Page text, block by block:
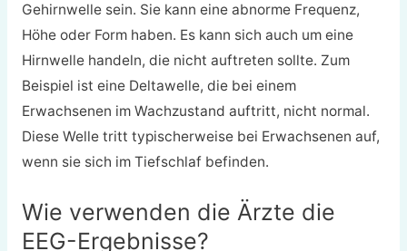
Gehirnwelle sein. Sie kann eine abnorme Frequenz,
Höhe oder Form haben. Es kann sich auch um eine
Hirnwelle handeln, die nicht auftreten sollte. Zum
Beispiel ist eine Deltawelle, die bei einem
Erwachsenen im Wachzustand auftritt, nicht normal.
Diese Welle tritt typischerweise bei Erwachsenen auf,
wenn sie sich im Tiefschlaf befinden.
Wie verwenden die Ärzte die
EEG-Ergebnisse?